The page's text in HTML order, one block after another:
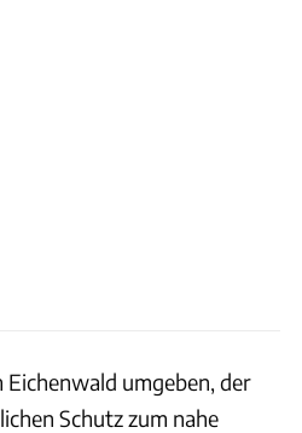
umgeben, der
Schutz zum nahe